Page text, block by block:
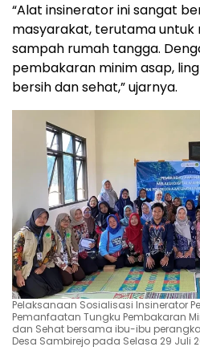
“Alat insinerator ini sangat
masyarakat, terutama untuk
sampah rumah tangga.
pembakaran minim asap,
bersih dan sehat,” ujarnya.
Pelaksanaan Sosialisasi Insinerator
Pemanfaatan Tungku Pembakaran
dan Sehat bersama ibu-ibu
Desa Sambirejo pada Selasa 29 Juli